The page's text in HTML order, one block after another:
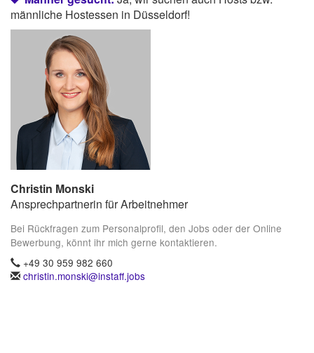
männliche Hostessen in Düsseldorf!
Christin Monski
Ansprechpartnerin für Arbeitnehmer
Bei Rückfragen zum Personalprofil, den Jobs oder der Online
Bewerbung, könnt ihr mich gerne kontaktieren.
+49 30 959 982 660
christin.monski@instaff.jobs